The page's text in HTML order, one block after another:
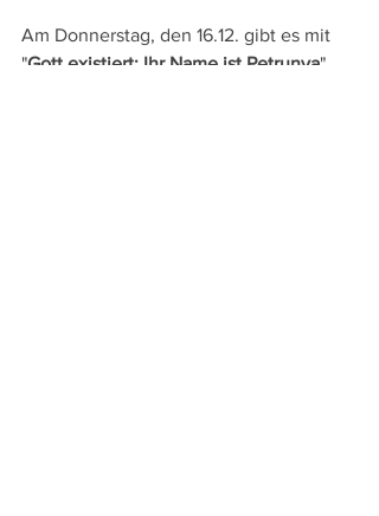
Am Donnerstag, den 16.12. gibt es mit
"Gott existiert: Ihr Name ist Petrunya"